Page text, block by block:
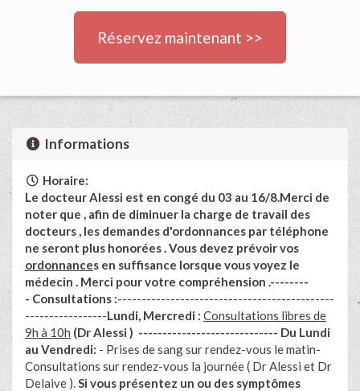
Réservez maintenant >>
Informations
Horaire:
Le docteur Alessi est en congé du 03 au 16/8. Merci de
noter que , afin de diminuer la charge de travail des
docteurs , les demandes d'ordonnances par téléphone
ne seront plus honorées . Vous devez prévoir vos
ordonnances en suffisance lorsque vous voyez le
médecin . Merci pour votre compréhension .--------
- Consultations :---------------------------------------------
-----------------Lundi, Mercredi : Consultations libres de
9h à 10h (Dr Alessi ) ----------------------------- Du Lundi
au Vendredi: - Prises de sang sur rendez-vous le matin-
Consultations sur rendez-vous la journée ( Dr Alessi et Dr
Delaive ). Si vous présentez un ou des symptômes